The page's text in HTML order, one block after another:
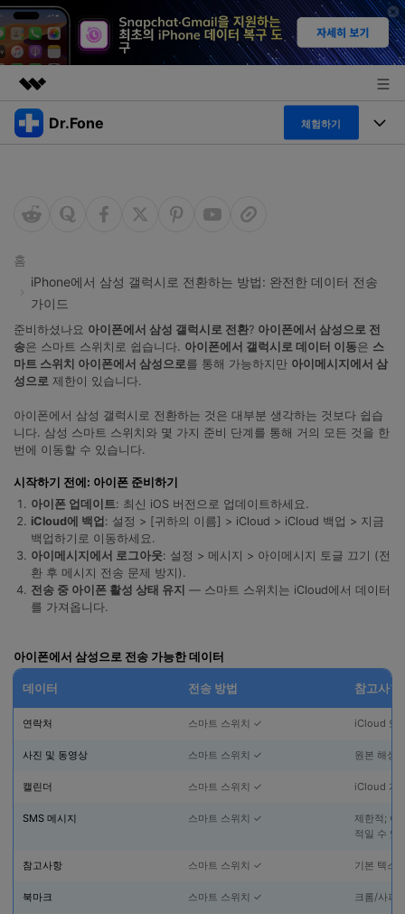
주요 제품
개요
회사 소개
뉴스룸
플랜 및 가격
도움말 센터
Dr.Fone 체험하기
특징
폴 툴킷 보기 >
프로그램
모바일
온라인
더 보기
탐색 및 발견
닥터폰 하이라이트 살펴보기
사용 방법은 무엇입니까?
고객 지원 센터
리소스
다운로드 센터
합니다.
리소스 허브
3,000개 이상의 사용 가이드, 전문가 팁 및 최
신 모바일 소식을 확인하세요.
사용 가이드
🔓️온라인 잠금 해제
무료 다운로드
검색하기
홈
iPhone에서 삼성 갤럭시로 전환하는 방법: 완전한 데이터 전송
가이드
준비하셨나요 아이폰에서 삼성 갤럭시로 전환? 아이폰에서 삼성으로 전
송은 스마트 스위치로 쉽습니다. 아이폰에서 갤럭시로 데이터 이동은 스
마트 스위치 아이폰에서 삼성으로를 통해 가능하지만 아이메시지에서 삼
성으로 제한이 있습니다.
아이폰에서 삼성 갤럭시로 전환하는 것은 대부분 생각하는 것보다 쉽습
니다. 삼성 스마트 스위치와 몇 가지 준비 단계를 통해 거의 모든 것을 한
번에 이동할 수 있습니다.
시작하기 전에: 아이폰 준비하기
아이폰 업데이트: 최신 iOS 버전으로 업데이트하세요.
iCloud에 백업: 설정 > [귀하의 이름] > iCloud > iCloud 백업 > 지금
백업하기로 이동하세요.
아이메시지에서 로그아웃: 설정 > 메시지 > 아이메시지 토글 끄기 (전
환 후 메시지 전송 문제 방지).
전송 중 아이폰 활성 상태 유지 — 스마트 스위치는 iCloud에서 데이터
를 가져옵니다.
아이폰에서 삼성으로 전송 가능한 데이터
데이터 전송 방법 참고사항
연락처 스마트 스위치 ✓ iCloud 또
사진 및 동영상 스마트 스위치 ✓ 원본 해상
캘린더 스마트 스위치 ✓ iCloud 계
SMS 메시지 스마트 스위치 ✓
제한적; 아
적일 수 있
참고사항 스마트 스위치 ✓ 기본 텍스
북마크 스마트 스위치 ✓ 크롬/사파